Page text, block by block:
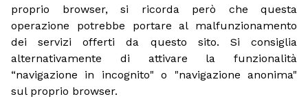
proprio browser, si ricorda però che questa
operazione potrebbe portare al malfunzionamento
dei servizi offerti da questo sito. Si consiglia
alternativamente di attivare la funzionalità
“navigazione in incognito" o "navigazione anonima"
sul proprio browser.